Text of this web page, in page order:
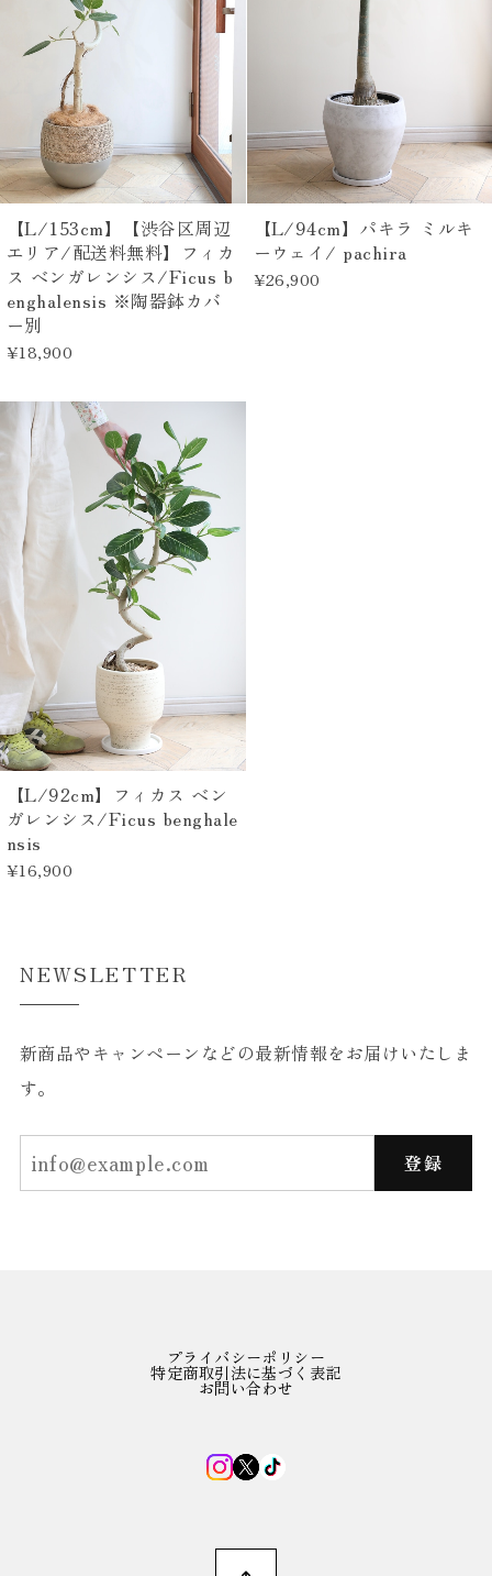
【L/153cm】【渋谷区周辺
エリア/配送料無料】フィカ
ス ベンガレンシス/Ficus b
enghalensis ※陶器鉢カバ
ー別
¥18,900
【L/94cm】パキラ ミルキ
ーウェイ/ pachira
¥26,900
【L/92cm】フィカス ベン
ガレンシス/Ficus benghale
nsis
¥16,900
NEWSLETTER
新商品やキャンペーンなどの最新情報をお届けいたしま
す。
登録
プライバシーポリシー
特定商取引法に基づく表記
お問い合わせ